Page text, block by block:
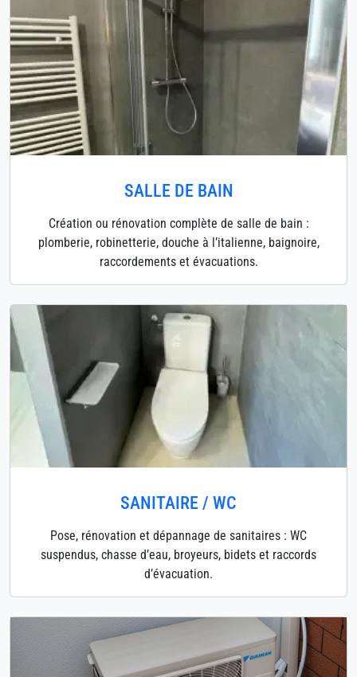
SALLE DE BAIN
Création ou rénovation complète de salle de bain :
plomberie, robinetterie, douche à l’italienne, baignoire,
raccordements et évacuations.
SANITAIRE / WC
Pose, rénovation et dépannage de sanitaires : WC
suspendus, chasse d’eau, broyeurs, bidets et raccords
d’évacuation.